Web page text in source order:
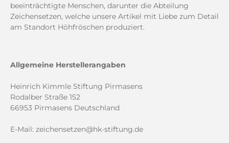
beeinträchtigte Menschen, darunter die Abteilung
Zeichensetzen, welche unsere Artikel mit Liebe zum Detail
am Standort Höhfröschen produziert.
Allgemeine Herstellerangaben
Heinrich Kimmle Stiftung Pirmasens
Rodalber Straße 152
66953 Pirmasens Deutschland
E-Mail: zeichensetzen@hk-stiftung.de